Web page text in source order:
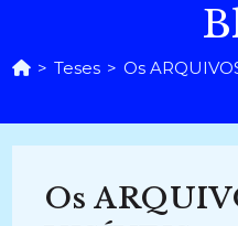
> Teses > Os
Os